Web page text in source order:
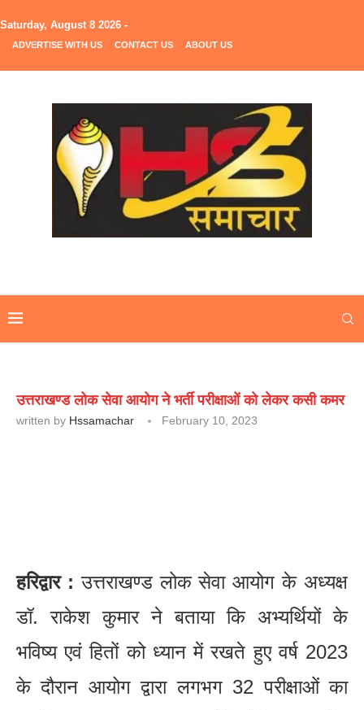
Saturday, August 8 2026 -
ADVERTISE WITH US CONTACT US ABOUT US
उत्तराखण्ड लोक सेवा आयोग ने भर्ती परीक्षाओं को लेकर कसी कमर
written by Hssamachar February 10, 2023
हरिद्वार : उत्तराखण्ड लोक सेवा आयोग के अध्यक्ष
डॉ. राकेश कुमार ने बताया कि अभ्यर्थियों के
भविष्य एवं हितों को ध्यान में रखते हुए वर्ष 2023
के दौरान आयोग द्वारा लगभग 32 परीक्षाओं का